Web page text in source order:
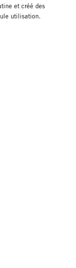
et créé des
utilisation.